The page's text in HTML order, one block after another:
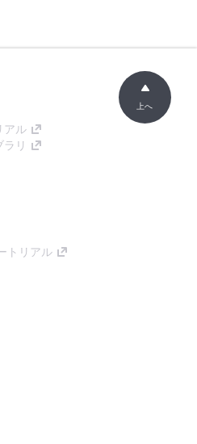
アル
リ
トリアル
上へ